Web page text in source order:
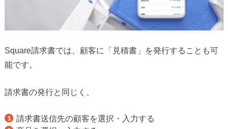
Square請求書では、顧客に「見積書」を発行することも可
能です。
請求書の発行と同じく、
請求書送信先の顧客を選択・入力する